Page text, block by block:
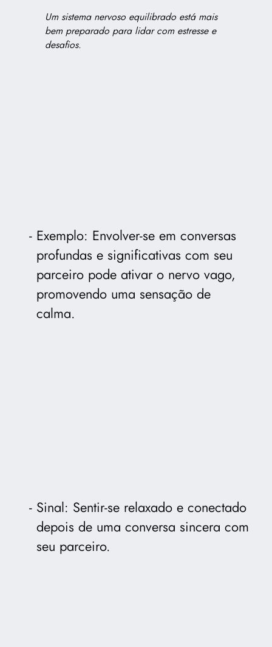
Um sistema nervoso equilibrado está mais
bem preparado para lidar com estresse e
desafios.
Exemplo: Envolver-se em conversas
profundas e significativas com seu
parceiro pode ativar o nervo vago,
promovendo uma sensação de
calma.
Sinal: Sentir-se relaxado e conectado
depois de uma conversa sincera com
seu parceiro.